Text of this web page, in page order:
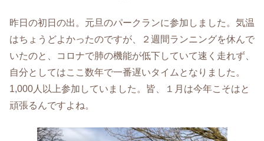
昨日の初日の出。元旦のパークランに参加しました。気温
はちょうどよかったのですが、２週間ランニングを休んで
いたのと、コロナで肺の機能が低下していて速く走れず、
自分としてはここ数年で一番遅いタイムとなりました。
1,000人以上参加していました。皆、１月は今年こそはと
頑張るんですよね。